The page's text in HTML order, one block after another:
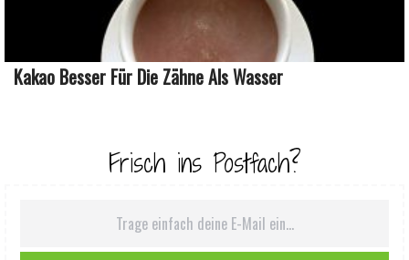
Kakao Besser Für Die Zähne Als Wasser
Frisch ins Postfach?